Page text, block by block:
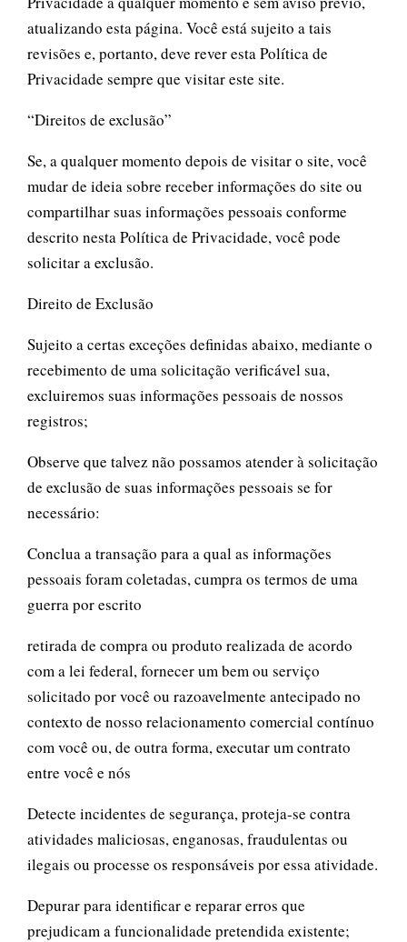
atualizando esta página. Você está sujeito a tais
revisões e, portanto, deve rever esta Política de
Privacidade sempre que visitar este site.
“Direitos de exclusão”
Se, a qualquer momento depois de visitar o site, você
mudar de ideia sobre receber informações do site ou
compartilhar suas informações pessoais conforme
descrito nesta Política de Privacidade, você pode
solicitar a exclusão.
Direito de Exclusão
Sujeito a certas exceções definidas abaixo, mediante o
recebimento de uma solicitação verificável sua,
excluiremos suas informações pessoais de nossos
registros;
Observe que talvez não possamos atender à solicitação
de exclusão de suas informações pessoais se for
necessário:
Conclua a transação para a qual as informações
pessoais foram coletadas, cumpra os termos de uma
guerra por escrito
retirada de compra ou produto realizada de acordo
com a lei federal, fornecer um bem ou serviço
solicitado por você ou razoavelmente antecipado no
contexto de nosso relacionamento comercial contínuo
com você ou, de outra forma, executar um contrato
entre você e nós
Detecte incidentes de segurança, proteja-se contra
atividades maliciosas, enganosas, fraudulentas ou
ilegais ou processe os responsáveis por essa atividade.
Depurar para identificar e reparar erros que
prejudicam a funcionalidade pretendida existente;